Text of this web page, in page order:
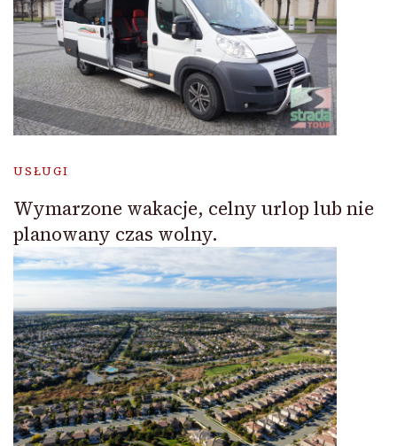
USŁUGI
Wymarzone wakacje, celny urlop lub nie
planowany czas wolny.